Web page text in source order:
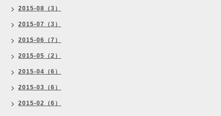
2015-08（3）
2015-07（3）
2015-06（7）
2015-05（2）
2015-04（6）
2015-03（6）
2015-02（6）